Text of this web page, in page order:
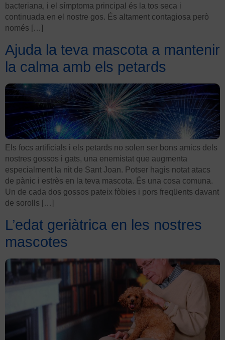
bacteriana, i el símptoma principal és la tos seca i
continuada en el nostre gos. És altament contagiosa però
només […]
Ajuda la teva mascota a mantenir
la calma amb els petards
Els focs artificials i els petards no solen ser bons amics dels
nostres gossos i gats, una enemistat que augmenta
especialment la nit de Sant Joan. Potser hagis notat atacs
de pànic i estrès en la teva mascota. És una cosa comuna.
Un de cada dos gossos pateix fòbies i pors freqüents davant
de sorolls […]
L’edat geriàtrica en les nostres
mascotes